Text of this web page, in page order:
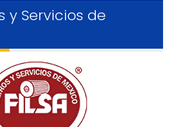
y Servicios de